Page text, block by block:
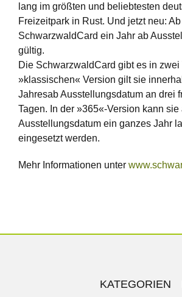
lang im größten und beliebtesten
Freizeitpark in Rust. Und jetzt neu:
SchwarzwaldCard ein Jahr ab
gültig.
Die SchwarzwaldCard gibt es in zwei
»klassischen« Version gilt sie
Jahresab Ausstellungsdatum an drei
Tagen. In der »365«-Version kann sie
Ausstellungsdatum ein ganzes Jahr
eingesetzt werden.
Mehr Informationen unter
KATEGORIEN